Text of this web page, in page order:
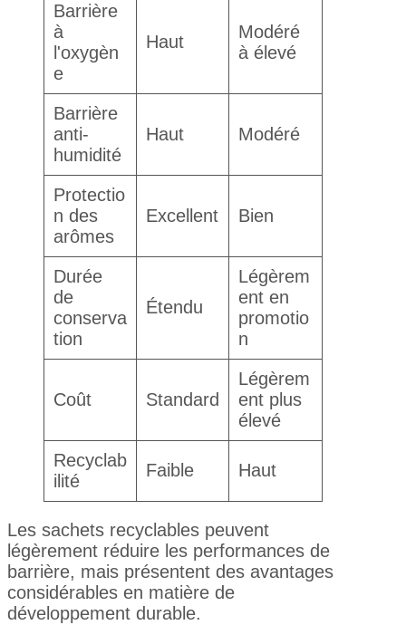
Barrière
à
l'oxygèn
e
Haut
Modéré
à élevé
Barrière
anti-
humidité
Haut Modéré
Protectio
n des
arômes
Excellent Bien
Durée
de
conserva
tion
Étendu
Légèrem
ent en
promotio
n
Coût Standard
Légèrem
ent plus
élevé
Recyclab
ilité
Faible Haut
Les sachets recyclables peuvent
légèrement réduire les performances de
barrière, mais présentent des avantages
considérables en matière de
développement durable.